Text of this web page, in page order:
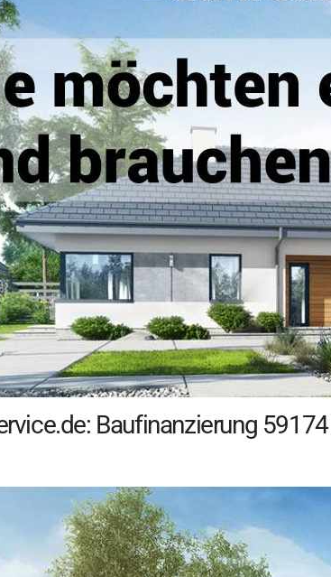
Baufinanzierung